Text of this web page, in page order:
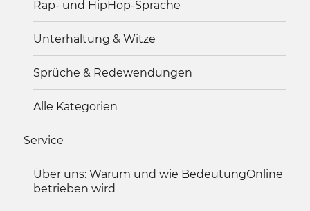
Rap- und HipHop-Sprache
Unterhaltung & Witze
Sprüche & Redewendungen
Alle Kategorien
Service
Über uns: Warum und wie BedeutungOnline
betrieben wird